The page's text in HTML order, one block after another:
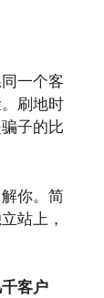
一个客
刷地时
子的比
你。简
站上，
客户